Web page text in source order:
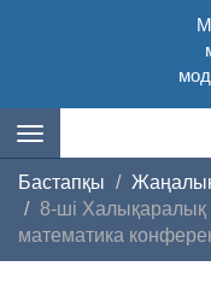
Бастапқы
8-ші Халықаралық
математика